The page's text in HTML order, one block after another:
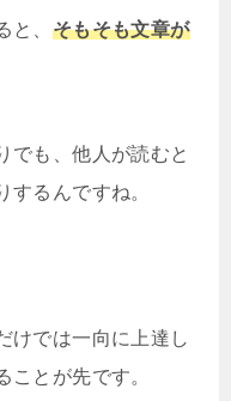
と、 そもそも文章が
でも、他人が読むと
するんですね。
けでは一向に上達し
ことが先です。